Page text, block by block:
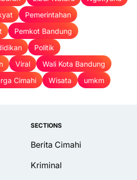
Pemerintahan
Pemkot Bandung
Politik
Viral
Wali Kota Bandung
Cimahi Wisata umkm
SECTIONS
Berita Cimahi
Kriminal